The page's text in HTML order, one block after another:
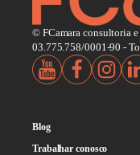
© FCamara consultoria
03.775.758/0001-90 -
Blog
Trabalhar conosco